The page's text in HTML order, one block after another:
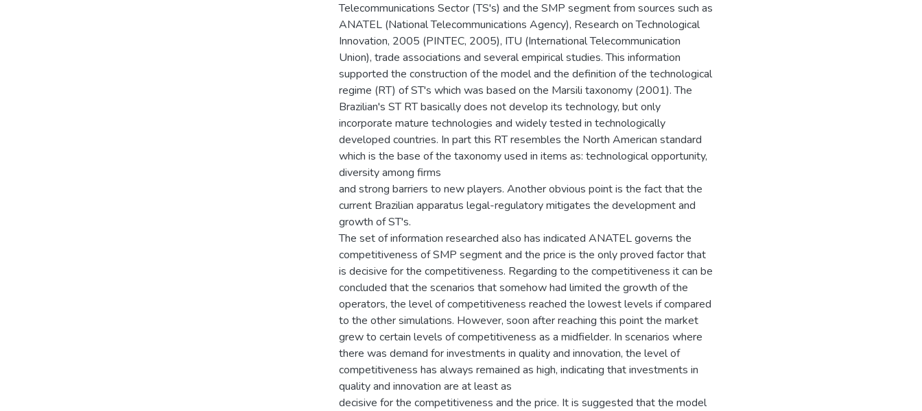
Telecommunications Sector (TS's) and the SMP segment from sources such as
ANATEL (National Telecommunications Agency), Research on Technological
Innovation, 2005 (PINTEC, 2005), ITU (International Telecommunication
Union), trade associations and several empirical studies. This information
supported the construction of the model and the definition of the technological
regime (RT) of ST's which was based on the Marsili taxonomy (2001). The
Brazilian's ST RT basically does not develop its technology, but only
incorporate mature technologies and widely tested in technologically
developed countries. In part this RT resembles the North American standard
which is the base of the taxonomy used in items as: technological opportunity,
diversity among firms
and strong barriers to new players. Another obvious point is the fact that the
current Brazilian apparatus legal-regulatory mitigates the development and
growth of ST's.
The set of information researched also has indicated ANATEL governs the
competitiveness of SMP segment and the price is the only proved factor that
is decisive for the competitiveness. Regarding to the competitiveness it can be
concluded that the scenarios that somehow had limited the growth of the
operators, the level of competitiveness reached the lowest levels if compared
to the other simulations. However, soon after reaching this point the market
grew to certain levels of competitiveness as a midfielder. In scenarios where
there was demand for investments in quality and innovation, the level of
competitiveness has always remained as high, indicating that investments in
quality and innovation are at least as
decisive for the competitiveness and the price. It is suggested that the model